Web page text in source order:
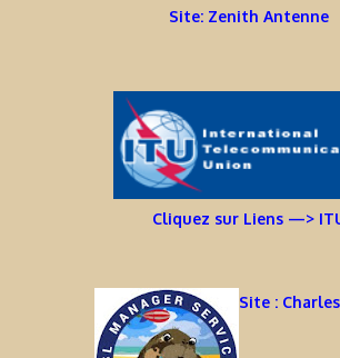
Site: Zenith Antenne
Cliquez sur Liens —>
Site :